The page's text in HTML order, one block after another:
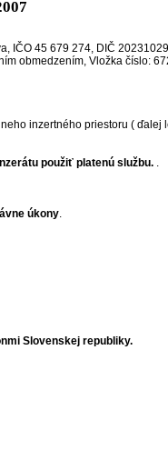
IČO 45 679 274, DIČ
obmedzením, Vložka číslo:
inzertného priestoru ( ďalej
použiť platenú službu. .
úkony.
Slovenskej republiky.